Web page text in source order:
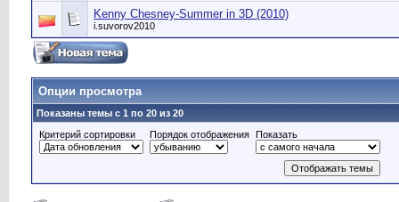
Kenny Chesney-Summer in 3D (2010)
i.suvorov2010
Опции просмотра
Показаны темы с 1 по 20 из 20
Критерий сортировки
Порядок отображения Показать